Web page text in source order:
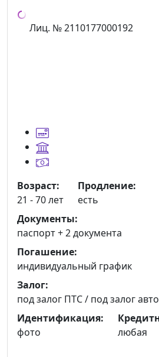
Лиц. № 2110177000192
Возраст:
21 - 70 лет
Продление:
есть
Документы:
паспорт +2 документа
Погашение:
индивидуальный график
Залог:
под залог ПТС / под залог авто
Идентификация:
фото
любая